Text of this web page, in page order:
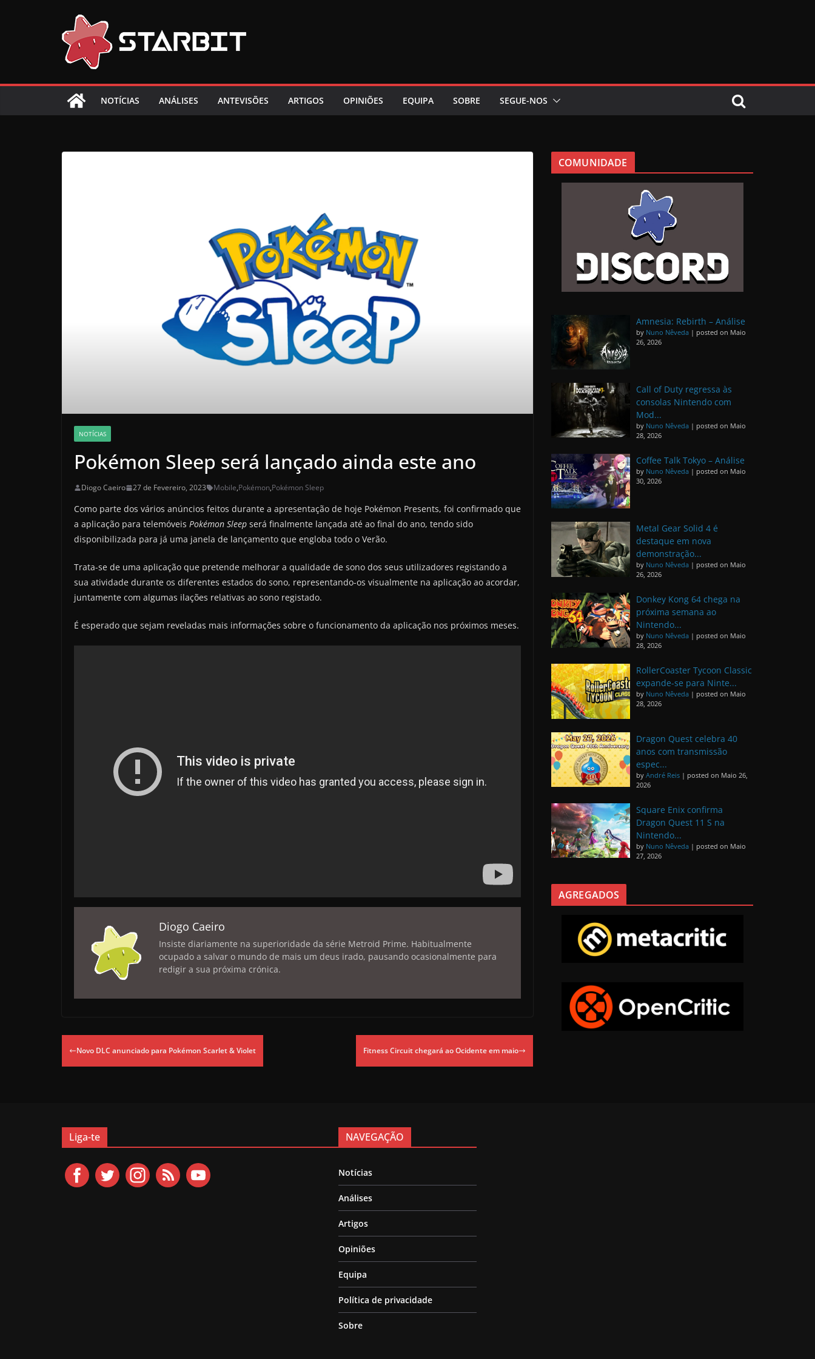
NOTÍCIAS ANÁLISES ANTEVISÕES ARTIGOS OPINIÕES EQUIPA SOBRE SEGUE-NOS
NOTÍCIAS
Pokémon Sleep será lançado ainda este ano
Diogo Caeiro 27 de Fevereiro, 2023 Mobile,Pokémon,Pokémon Sleep
Como parte dos vários anúncios feitos durante a apresentação de hoje Pokémon Presents, foi confirmado que
a aplicação para telemóveis Pokémon Sleep será finalmente lançada até ao final do ano, tendo sido
disponibilizada para já uma janela de lançamento que engloba todo o Verão.
Trata-se de uma aplicação que pretende melhorar a qualidade de sono dos seus utilizadores registando a
sua atividade durante os diferentes estados do sono, representando-os visualmente na aplicação ao acordar,
juntamente com algumas ilações relativas ao sono registado.
É esperado que sejam reveladas mais informações sobre o funcionamento da aplicação nos próximos meses.
Diogo Caeiro
Insiste diariamente na superioridade da série Metroid Prime. Habitualmente
ocupado a salvar o mundo de mais um deus irado, pausando ocasionalmente para
redigir a sua próxima crónica.
Novo DLC anunciado para Pokémon Scarlet & Violet Fitness Circuit chegará ao Ocidente em maio
COMUNIDADE
Amnesia: Rebirth – Análise
by Nuno Nêveda | posted on Maio
26, 2026
Call of Duty regressa às
consolas Nintendo com
Mod...
by Nuno Nêveda | posted on Maio
28, 2026
Coffee Talk Tokyo – Análise
by Nuno Nêveda | posted on Maio
30, 2026
Metal Gear Solid 4 é
destaque em nova
demonstração...
by Nuno Nêveda | posted on Maio
26, 2026
Donkey Kong 64 chega na
próxima semana ao
Nintendo...
by Nuno Nêveda | posted on Maio
28, 2026
RollerCoaster Tycoon Classic
expande-se para Ninte...
by Nuno Nêveda | posted on Maio
28, 2026
Dragon Quest celebra 40
anos com transmissão
espec...
by André Reis | posted on Maio 26,
2026
Square Enix confirma
Dragon Quest 11 S na
Nintendo...
by Nuno Nêveda | posted on Maio
27, 2026
AGREGADOS
Liga-te NAVEGAÇÃO
Notícias
Análises
Artigos
Opiniões
Equipa
Política de privacidade
Sobre